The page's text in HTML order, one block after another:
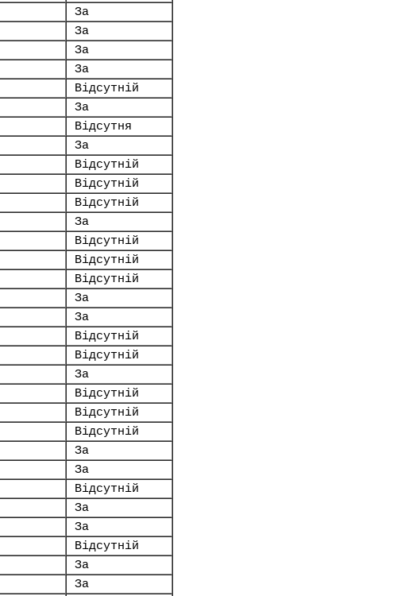
За
За
За
За
Відсутній
За
Відсутня
За
Відсутній
Відсутній
Відсутній
За
Відсутній
Відсутній
Відсутній
За
За
Відсутній
Відсутній
За
Відсутній
Відсутній
Відсутній
За
За
Відсутній
За
За
Відсутній
За
За